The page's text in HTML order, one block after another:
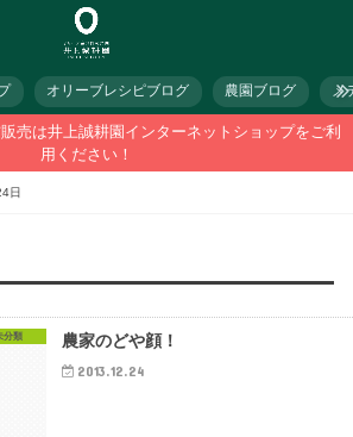
オリーブレシピブログ 農園ブログ メ
売は井上誠耕園インターネットショップをご利
用ください！
日
分類 農家のどや顔！
2013.12.24